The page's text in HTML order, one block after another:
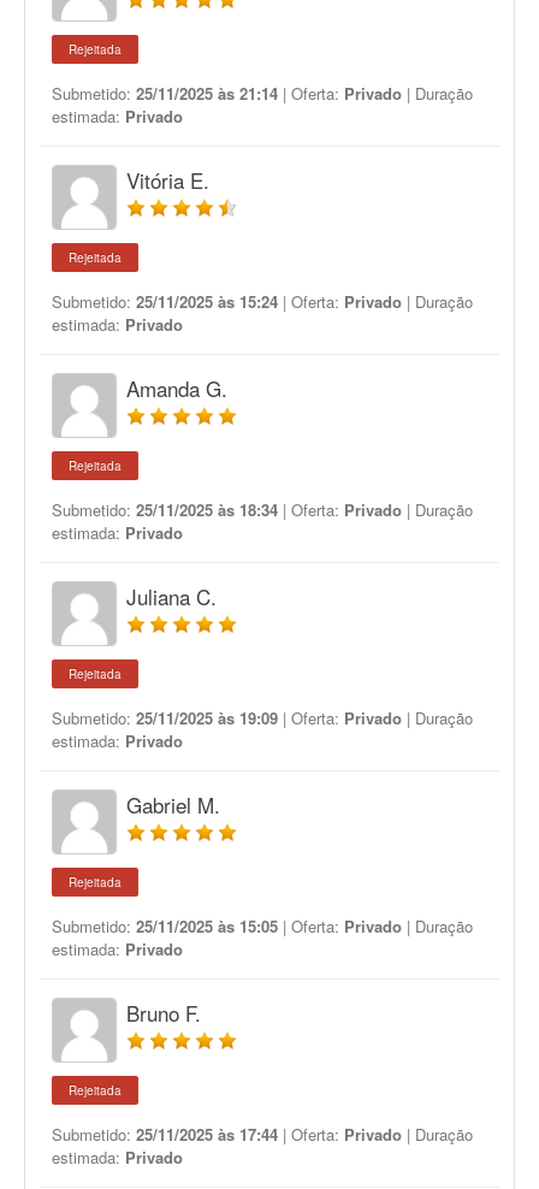
Rejeitada
Submetido: 25/11/2025 às 21:14 | Oferta: Privado | Duração
estimada: Privado
Vitória E.
Rejeitada
Submetido: 25/11/2025 às 15:24 | Oferta: Privado | Duração
estimada: Privado
Amanda G.
Rejeitada
Submetido: 25/11/2025 às 18:34 | Oferta: Privado | Duração
estimada: Privado
Juliana C.
Rejeitada
Submetido: 25/11/2025 às 19:09 | Oferta: Privado | Duração
estimada: Privado
Gabriel M.
Rejeitada
Submetido: 25/11/2025 às 15:05 | Oferta: Privado | Duração
estimada: Privado
Bruno F.
Rejeitada
Submetido: 25/11/2025 às 17:44 | Oferta: Privado | Duração
estimada: Privado